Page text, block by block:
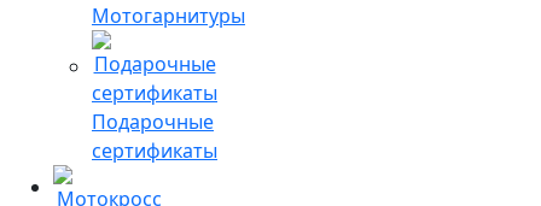
Мотогарнитуры
Подарочные
сертификаты